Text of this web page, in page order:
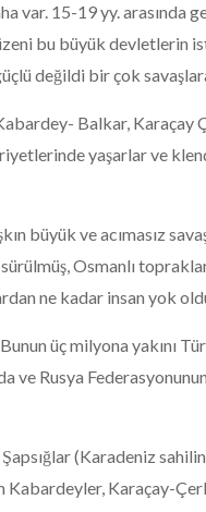
var. 15-19 yy. arasında
bu büyük devletlerin
değildi bir çok
Balkar,
yaşarlar ve
büyük ve acımasız
Osmanlı
ne kadar insan yok
üç milyona yakını
ve Rusya
(Karadeniz
Kabardeyler, Karaçay-